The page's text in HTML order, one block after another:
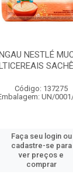
NESTLÉ
Código: 137275
UN/
Faça seu login ou
cadastre-se para
ver preços e
comprar